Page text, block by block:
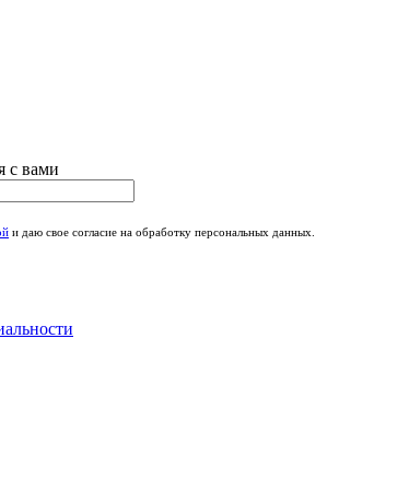
с вами
и даю свое согласие на обработку персональных данных.